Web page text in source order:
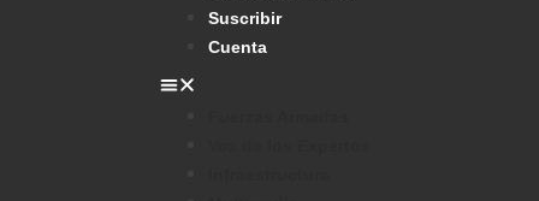
Suscribir
Cuenta